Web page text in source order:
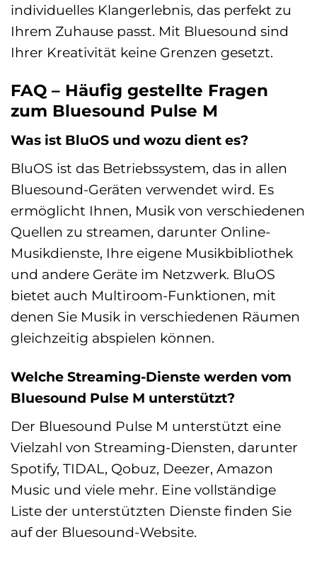
individuelles Klangerlebnis, das perfekt zu
Ihrem Zuhause passt. Mit Bluesound sind
Ihrer Kreativität keine Grenzen gesetzt.
FAQ – Häufig gestellte Fragen
zum Bluesound Pulse M
Was ist BluOS und wozu dient es?
BluOS ist das Betriebssystem, das in allen
Bluesound-Geräten verwendet wird. Es
ermöglicht Ihnen, Musik von verschiedenen
Quellen zu streamen, darunter Online-
Musikdienste, Ihre eigene Musikbibliothek
und andere Geräte im Netzwerk. BluOS
bietet auch Multiroom-Funktionen, mit
denen Sie Musik in verschiedenen Räumen
gleichzeitig abspielen können.
Welche Streaming-Dienste werden vom
Bluesound Pulse M unterstützt?
Der Bluesound Pulse M unterstützt eine
Vielzahl von Streaming-Diensten, darunter
Spotify, TIDAL, Qobuz, Deezer, Amazon
Music und viele mehr. Eine vollständige
Liste der unterstützten Dienste finden Sie
auf der Bluesound-Website.